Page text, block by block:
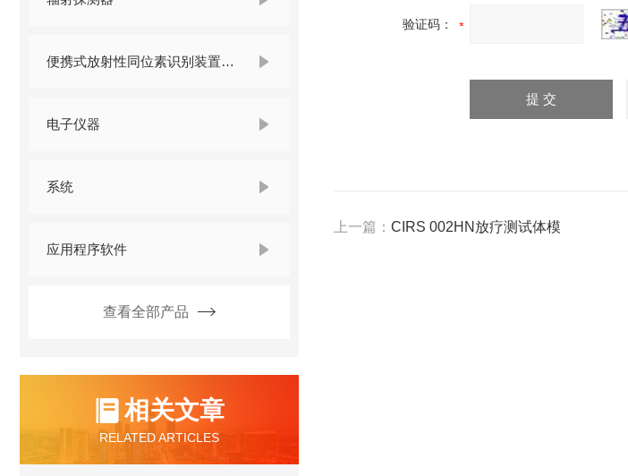
便携式放射性同位素识别装置 （RIID）
电子仪器
系统
应用程序软件
查看全部产品
相关文章
RELATED ARTICLES
验证码：
上一篇： CIRS 002HN放疗测试体模